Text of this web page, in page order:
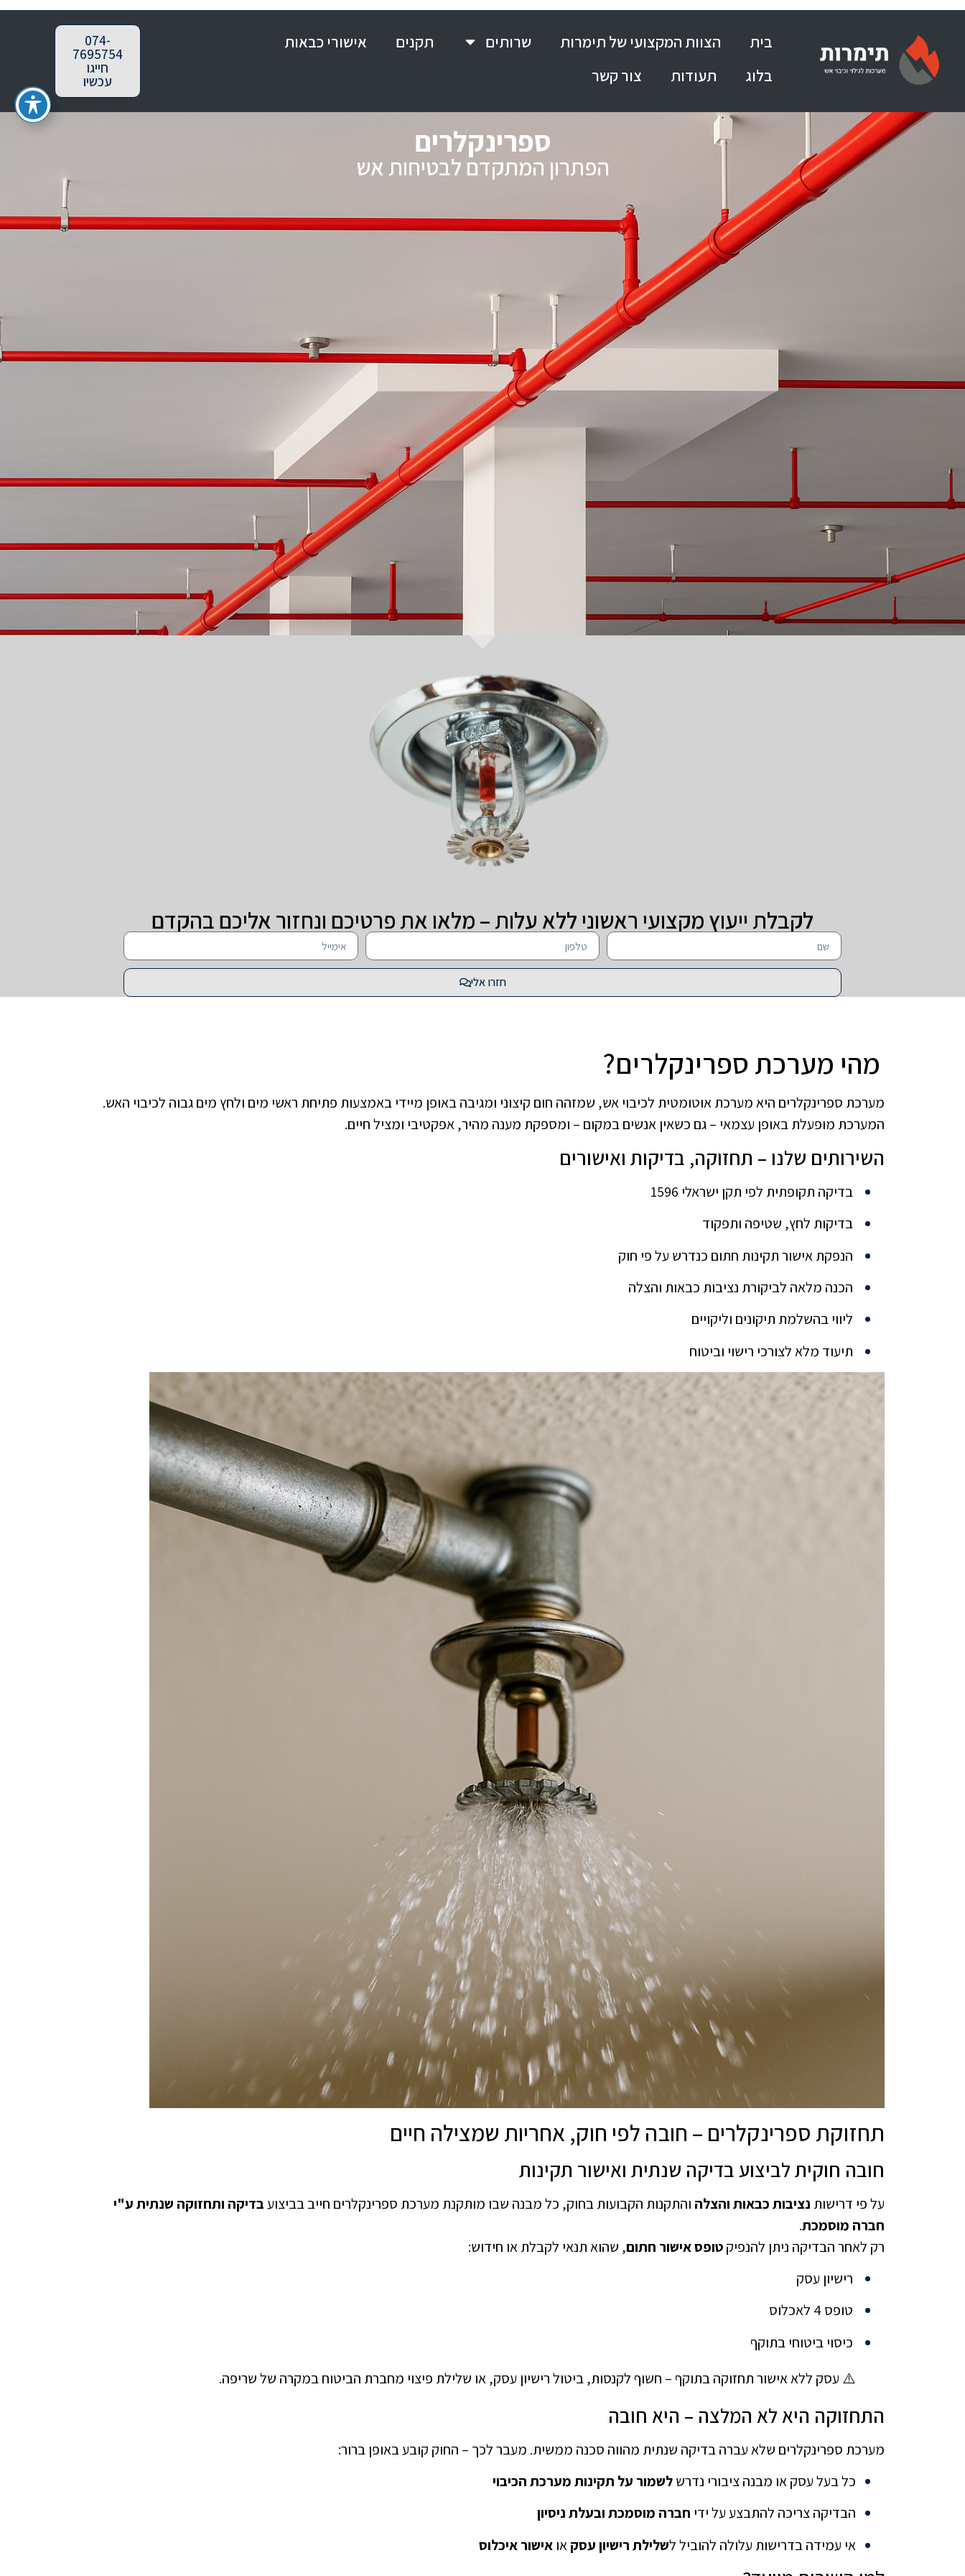
בית הצוות המקצועי של תימרות שרותים תקנים
אישורי כבאות
בלוג
תעודות צור קשר
074-
7695754
חייגו
עכשיו
ספרינקלרים
הפתרון המתקדם לבטיחות אש
לקבלת ייעוץ מקצועי ראשוני ללא עלות – מלאו את פרטיכם ונחזור אליכם בהקדם
חזרו אלי
מהי מערכת ספרינקלרים?
מערכת ספרינקלרים היא מערכת אוטומטית לכיבוי אש, שמזהה חום קיצוני ומגיבה באופן מיידי באמצעות פתיחת ראשי מים ולחץ מים גבוה לכיבוי האש.
המערכת מופעלת באופן עצמאי – גם כשאין אנשים במקום – ומספקת מענה מהיר, אפקטיבי ומציל חיים.
השירותים שלנו – תחזוקה, בדיקות ואישורים
בדיקה תקופתית לפי תקן ישראלי 1596
בדיקות לחץ, שטיפה ותפקוד
הנפקת אישור תקינות חתום כנדרש על פי חוק
הכנה מלאה לביקורת נציבות כבאות והצלה
ליווי בהשלמת תיקונים וליקויים
תיעוד מלא לצורכי רישוי וביטוח
תחזוקת ספרינקלרים – חובה לפי חוק, אחריות שמצילה חיים
חובה חוקית לביצוע בדיקה שנתית ואישור תקינות
על פי דרישות נציבות כבאות והצלה והתקנות הקבועות בחוק, כל מבנה שבו מותקנת מערכת ספרינקלרים חייב בביצועבדיקה ותחזוקה שנתית ע"י
חברה מוסמכת.
רק לאחר הבדיקה ניתן להנפיקטופס אישור חתום, שהוא תנאי לקבלת או חידוש:
רישיון עסק
טופס 4 לאכלוס
כיסוי ביטוחי בתוקף
⚠️ עסק ללא אישור תחזוקה בתוקף – חשוף לקנסות, ביטול רישיון עסק, או שלילת פיצוי מחברת הביטוח במקרה של שריפה.
התחזוקה היא לא המלצה – היא חובה
מערכת ספרינקלרים שלא עברה בדיקה שנתית מהווה סכנה ממשית. מעבר לכך – החוק קובע באופן ברור:
כל בעל עסק או מבנה ציבורי נדרשלשמור על תקינות מערכת הכיבוי
הבדיקה צריכה להתבצע על ידי חברה מוסמכת ובעלת ניסיון
אי עמידה בדרישות עלולה להוביל לשלילת רישיון עסקאואישור איכלוס